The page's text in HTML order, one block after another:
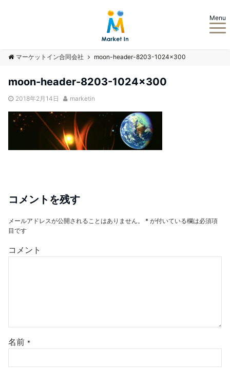
Menu
マーケットイン合同会社 moon-header-8203-1024×300
moon-header-8203-1024×300
2018年2月14日 marketin
コメントを残す
メールアドレスが公開されることはありません。 * が付いている欄は必須項
目です
コメント
名前 *